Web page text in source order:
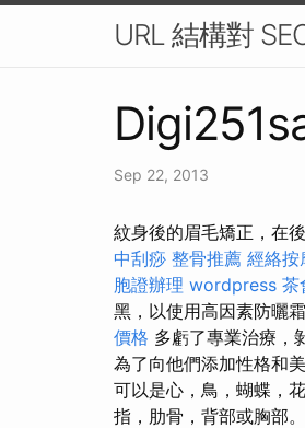
URL 結構對
Sep 22, 2013
紋身後的眉毛矯正，在
中刮痧 整骨推薦 經絡按
胞證辦理 wordpress 茶
黑，以使用高因素防曬霜
價格 多虧了專業治療，
為了向他們添加性格和
可以是心，鳥，蝴蝶，
指，肋骨，背部或胸部。